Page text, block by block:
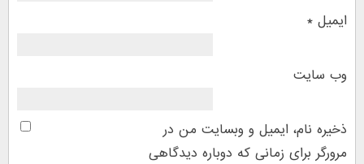
ایمیل *
وب‌ سایت
ذخیره نام، ایمیل و وبسایت من در
مرورگر برای زمانی که دوباره دیدگاهی